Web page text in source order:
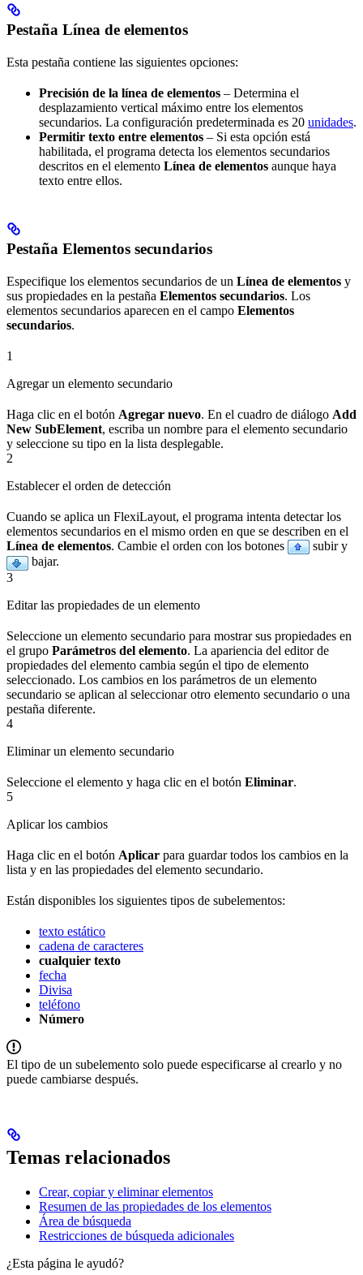
Pestaña Línea de elementos
Esta pestaña contiene las siguientes opciones:
Precisión de la línea de elementos – Determina el
desplazamiento vertical máximo entre los elementos
secundarios. La configuración predeterminada es 20 unidades.
Permitir texto entre elementos – Si esta opción está
habilitada, el programa detecta los elementos secundarios
descritos en el elemento Línea de elementos aunque haya
texto entre ellos.
Pestaña Elementos secundarios
Especifique los elementos secundarios de un Línea de elementos y
sus propiedades en la pestaña Elementos secundarios. Los
elementos secundarios aparecen en el campo Elementos
secundarios.
1
Agregar un elemento secundario
Haga clic en el botón Agregar nuevo. En el cuadro de diálogo Add
New SubElement, escriba un nombre para el elemento secundario
y seleccione su tipo en la lista desplegable.
2
Establecer el orden de detección
Cuando se aplica un FlexiLayout, el programa intenta detectar los
elementos secundarios en el mismo orden en que se describen en el
Línea de elementos. Cambie el orden con los botones
subir y
bajar.
3
Editar las propiedades de un elemento
Seleccione un elemento secundario para mostrar sus propiedades en
el grupo Parámetros del elemento. La apariencia del editor de
propiedades del elemento cambia según el tipo de elemento
seleccionado. Los cambios en los parámetros de un elemento
secundario se aplican al seleccionar otro elemento secundario o una
pestaña diferente.
4
Eliminar un elemento secundario
Seleccione el elemento y haga clic en el botón Eliminar.
5
Aplicar los cambios
Haga clic en el botón Aplicar para guardar todos los cambios en la
lista y en las propiedades del elemento secundario.
Están disponibles los siguientes tipos de subelementos:
texto estático
cadena de caracteres
cualquier texto
fecha
Divisa
teléfono
Número
El tipo de un subelemento solo puede especificarse al crearlo y no
puede cambiarse después.
Temas relacionados
Crear, copiar y eliminar elementos
Resumen de las propiedades de los elementos
Área de búsqueda
Restricciones de búsqueda adicionales
¿Esta página le ayudó?